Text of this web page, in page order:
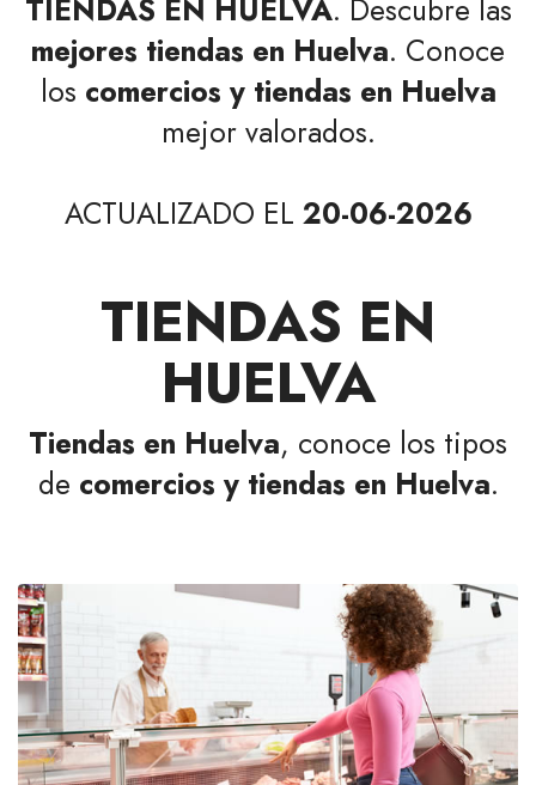
TIENDAS EN HUELVA. Descubre las
mejores tiendas en Huelva. Conoce
los comercios y tiendas en Huelva
mejor valorados.
ACTUALIZADO EL 20-06-2026
TIENDAS EN
HUELVA
Tiendas en Huelva, conoce los tipos
de comercios y tiendas en Huelva.